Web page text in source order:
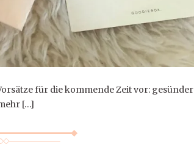
für die kommende Zeit vor: gesünder
[…]